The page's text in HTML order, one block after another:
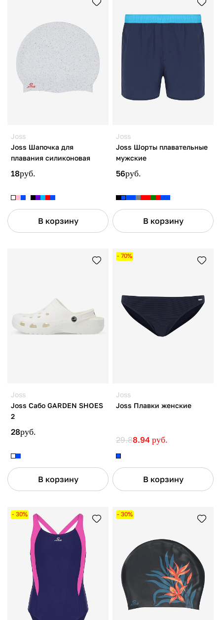
Joss
Joss Шапочка для
плавания силиконовая
18руб.
В корзину
Joss
Joss Шорты плавательные
мужские
56руб.
В корзину
Joss
Joss Сабо GARDEN SHOES
2
28руб.
В корзину
- 70%
Joss
Joss Плавки женские
29.88.94 руб.
В корзину
- 30% - 30%